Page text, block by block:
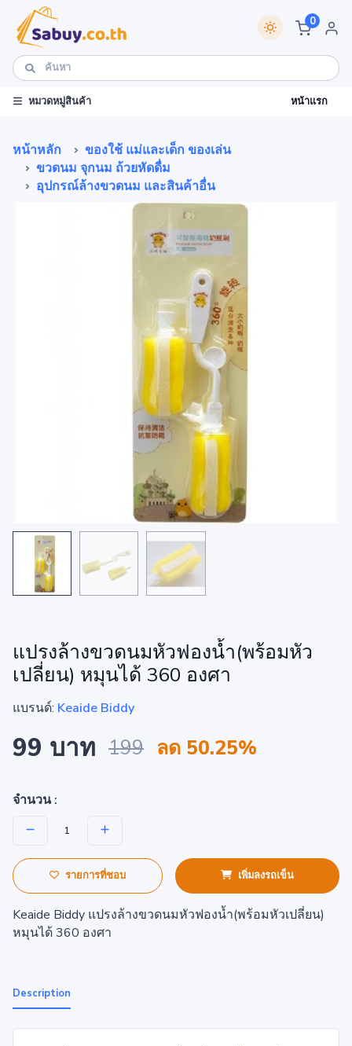
0
หมวดหมู่สินค้า หน้าแรก
หน้าหลัก
ของใช้ แม่และเด็ก ของเล่น
ขวดนม จุกนม ถ้วยหัดดื่ม
อุปกรณ์ล้างขวดนม และสินค้าอื่น
แปรงล้างขวดนมหัวฟองน้ำ(พร้อมหัว
เปลี่ยน) หมุนได้ 360 องศา
แบรนด์: Keaide Biddy
99 บาท 199 ลด 50.25%
จำนวน :
รายการที่ชอบ เพิ่มลงรถเข็น
Keaide Biddy แปรงล้างขวดนมหัวฟองน้ำ(พร้อมหัวเปลี่ยน)
หมุนได้ 360 องศา
Description